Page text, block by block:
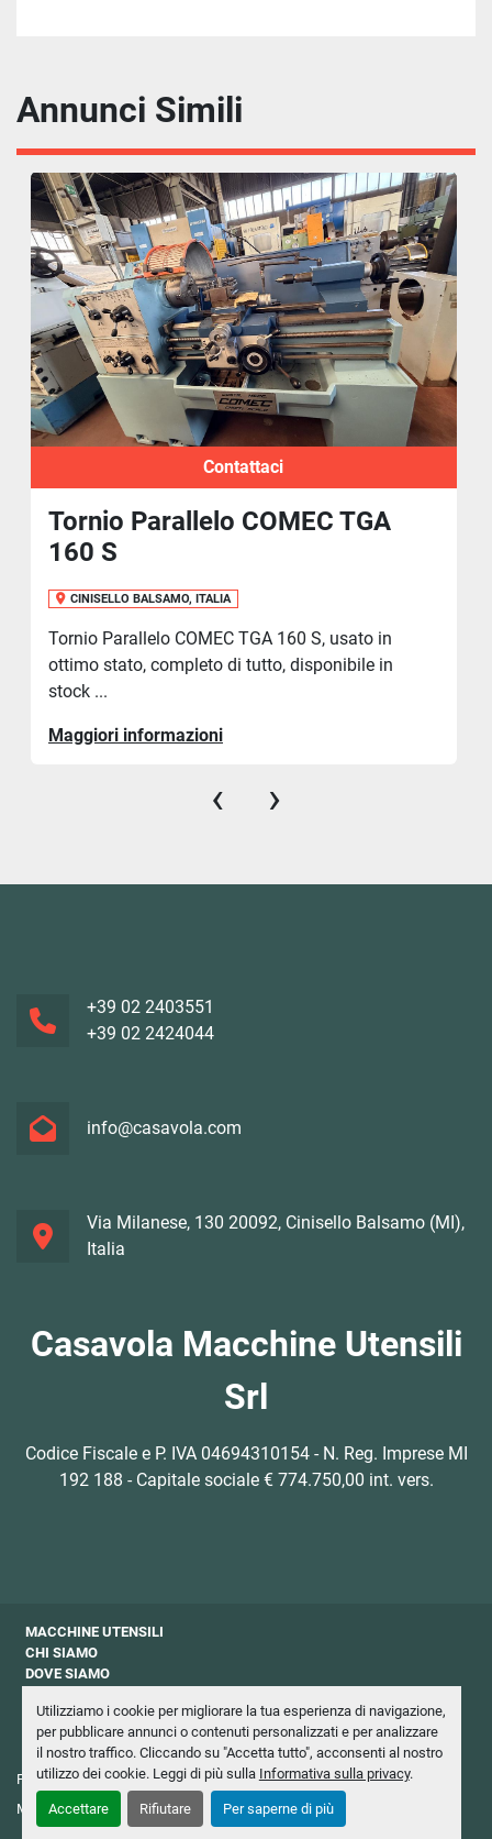
Utilizziamo i cookie per migliorare la tua esperienza di navigazione,
per pubblicare annunci o contenuti personalizzati e per analizzare
il nostro traffico. Cliccando su "Accetta tutto", acconsenti al nostro
utilizzo dei cookie. Leggi di più sulla Informativa sulla privacy.
Accettare Rifiutare Per saperne di più
Annunci Simili
Contattaci
Tornio Parallelo COMEC TGA
160 S
CINISELLO BALSAMO, ITALIA
Tornio Parallelo COMEC TGA 160 S, usato in
ottimo stato, completo di tutto, disponibile in
stock ...
Maggiori informazioni
‹ ›
+39 02 2403551
+39 02 2424044
info@casavola.com
Via Milanese, 130 20092, Cinisello Balsamo (MI),
Italia
Casavola Macchine Utensili
Srl
Codice Fiscale e P. IVA 04694310154 - N. Reg. Imprese MI
192 188 - Capitale sociale € 774.750,00 int. vers.
MACCHINE UTENSILI
CHI SIAMO
DOVE SIAMO
PRIVACY
NEWSLETTER
Personalizza le preferenze sui Cookies
Machinio System
sito web di Machinio